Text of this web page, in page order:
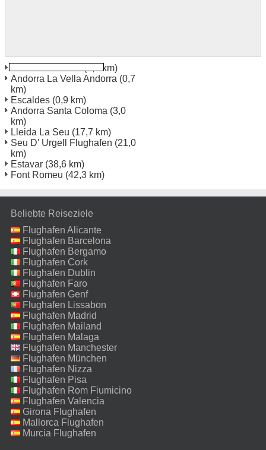
(0,7 km)
Andorra La Vella Andorra (0,7
km)
Escaldes (0,9 km)
Andorra Santa Coloma (3,0
km)
Lleida La Seu (17,7 km)
Seu D' Urgell Flughafen (21,0
km)
Estavar (38,6 km)
Font Romeu (42,3 km)
Beliebte Reiseziele
Flughafen Alicante
Flughafen Barcelona
Flughafen Bergamo
Flughafen Cork
Flughafen Dublin
Flughafen Faro
Flughafen Genf
Flughafen Lissabon
Flughafen Madrid
Flughafen Mailand
Malpensa
Flughafen Malaga
Flughafen Manchester
Flughafen München
Flughafen Nizza
Flughafen Pisa
Flughafen Rom Fiumicino
Flughafen Valencia
Girona Flughafen
Mallorca Flughafen
Murcia Flughafen